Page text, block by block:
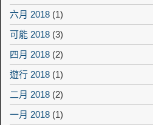
六月 2018 (1)
可能 2018 (3)
四月 2018 (2)
遊行 2018 (1)
二月 2018 (2)
一月 2018 (1)